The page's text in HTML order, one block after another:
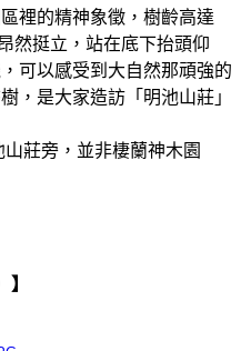
裡的精神象徵，樹齡高達
然挺立，站在底下抬頭仰
可以感受到大自然那頑強的
，是大家造訪「明池山莊」
莊旁，並非棲蘭神木園
】